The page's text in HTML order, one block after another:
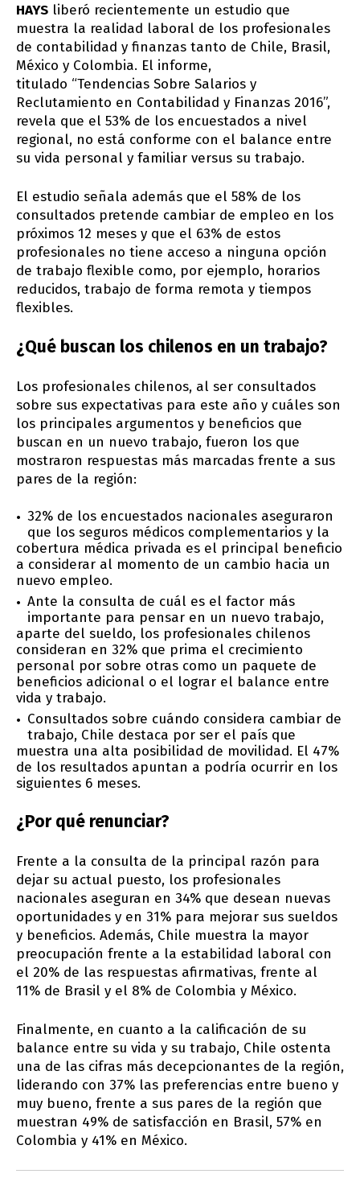
HAYS liberó recientemente un estudio que
muestra la realidad laboral de los profesionales
de contabilidad y finanzas tanto de Chile, Brasil,
México y Colombia. El informe,
titulado “Tendencias Sobre Salarios y
Reclutamiento en Contabilidad y Finanzas 2016”,
revela que el 53% de los encuestados a nivel
regional, no está conforme con el balance entre
su vida personal y familiar versus su trabajo.
El estudio señala además que el 58% de los
consultados pretende cambiar de empleo en los
próximos 12 meses y que el 63% de estos
profesionales no tiene acceso a ninguna opción
de trabajo flexible como, por ejemplo, horarios
reducidos, trabajo de forma remota y tiempos
flexibles.
¿Qué buscan los chilenos en un trabajo?
Los profesionales chilenos, al ser consultados
sobre sus expectativas para este año y cuáles son
los principales argumentos y beneficios que
buscan en un nuevo trabajo, fueron los que
mostraron respuestas más marcadas frente a sus
pares de la región:
32% de los encuestados nacionales aseguraron
que los seguros médicos complementarios y la
cobertura médica privada es el principal beneficio
a considerar al momento de un cambio hacia un
nuevo empleo.
Ante la consulta de cuál es el factor más
importante para pensar en un nuevo trabajo,
aparte del sueldo, los profesionales chilenos
consideran en 32% que prima el crecimiento
personal por sobre otras como un paquete de
beneficios adicional o el lograr el balance entre
vida y trabajo.
Consultados sobre cuándo considera cambiar de
trabajo, Chile destaca por ser el país que
muestra una alta posibilidad de movilidad. El 47%
de los resultados apuntan a podría ocurrir en los
siguientes 6 meses.
¿Por qué renunciar?
Frente a la consulta de la principal razón para
dejar su actual puesto, los profesionales
nacionales aseguran en 34% que desean nuevas
oportunidades y en 31% para mejorar sus sueldos
y beneficios. Además, Chile muestra la mayor
preocupación frente a la estabilidad laboral con
el 20% de las respuestas afirmativas, frente al
11% de Brasil y el 8% de Colombia y México.
Finalmente, en cuanto a la calificación de su
balance entre su vida y su trabajo, Chile ostenta
una de las cifras más decepcionantes de la región,
liderando con 37% las preferencias entre bueno y
muy bueno, frente a sus pares de la región que
muestran 49% de satisfacción en Brasil, 57% en
Colombia y 41% en México.